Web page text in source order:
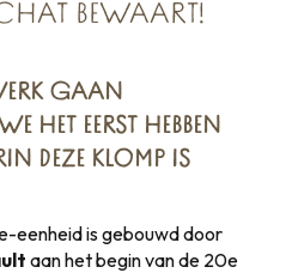
BEWAART!
GAAN
HET EERST HEBBEN
DEZE KLOMP IS
eenheid is gebouwd door
aan het begin van de 20e